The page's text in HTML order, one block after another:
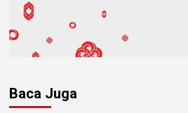
Baca Juga